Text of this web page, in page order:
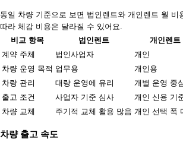
동일 차량 기준으로 보면 법인렌트와 개인렌트 월
따라 체감 비용은 달라질 수 있어요.
비교 항목
법인렌트
개인렌트
계약 주체
법인사업자
개인
차량 운영 목적 업무용
개인용
차량 관리
대량 운영에 유리
개별 운영 중
출고 조건
사업자 기준 심사
개인 신용 기
차량 교체
주기적 교체 활용 많음 개인 선택 폭
차량 출고 속도